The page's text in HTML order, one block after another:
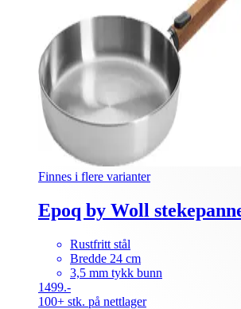
Finnes i flere varianter
Epoq by Woll
Rustfritt stål
Bredde 24 cm
3,5 mm tykk bunn
1499.-
100+ stk. på nettlager